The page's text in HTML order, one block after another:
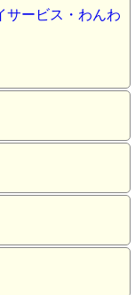
サービス・わんわ